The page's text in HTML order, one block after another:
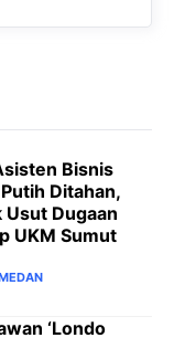
Bisnis
Ditahan,
Usut Dugaan
UKM Sumut
‘Londo